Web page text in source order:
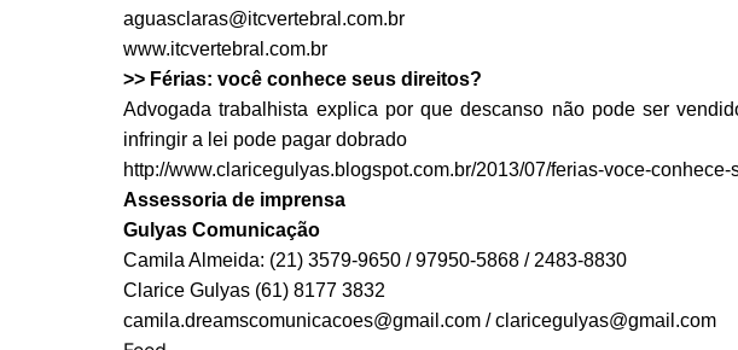
aguasclaras@itcvertebral.com.br
www.itcvertebral.com.br
>> Férias: você conhece seus direitos?
Advogada trabalhista explica por que descanso não pode ser
infringir a lei pode pagar dobrado
http://www.claricegulyas.blogspot.com.br/2013/07/ferias-voce-conhece-
Assessoria de imprensa
Gulyas Comunicação
Camila Almeida: (21) 3579-9650 / 97950-5868 / 2483-8830
Clarice Gulyas (61) 8177 3832
camila.dreamscomunicacoes@gmail.com / claricegulyas@gmail.com